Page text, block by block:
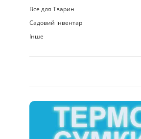
Все для Тварин
Садовий інвентар
Інше